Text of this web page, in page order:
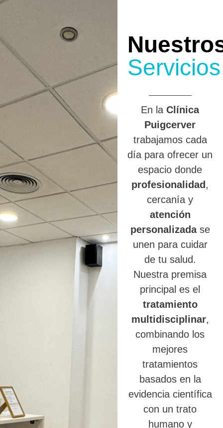
Servicios
En laClínica
Puigcerver
trabajamos cada
día para ofrecer un
espacio donde
profesionalidad ,
cercanía y
atención
personalizadase
unen para cuidar
de tu salud.
Nuestra premisa
principal es el
tratamiento
multidisciplinar,
combinando los
mejores
tratamientos
basados en la
evidencia científica
con un trato
humano y